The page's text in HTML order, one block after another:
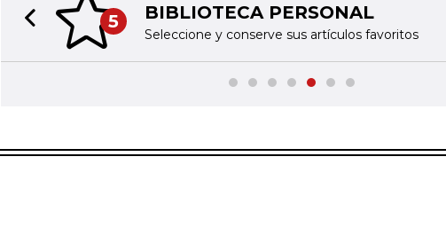
5 BIBLIOTECA PERSONAL
Seleccione y conserve sus artículos favoritos
Previous slide